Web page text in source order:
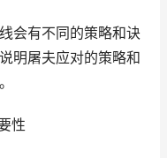
会有不同的策略和诀
明屠夫应对的策略和
性